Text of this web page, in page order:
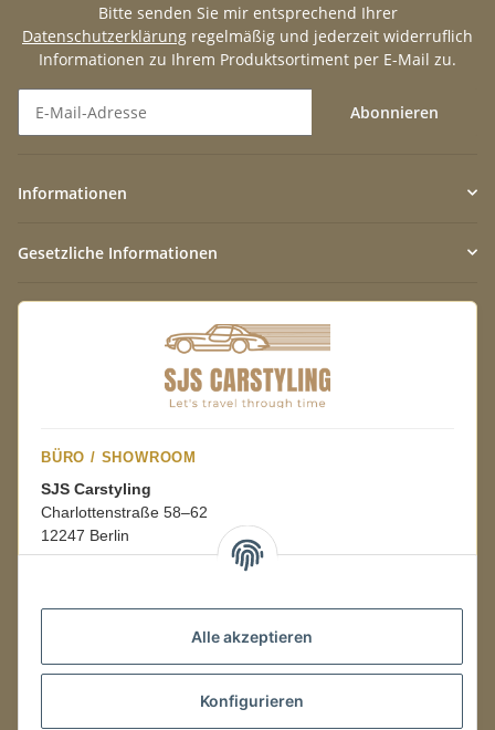
Alle akzeptieren
Konfigurieren
Bitte senden Sie mir entsprechend Ihrer
Datenschutzerklärung regelmäßig und jederzeit widerruflich
Informationen zu Ihrem Produktsortiment per E-Mail zu.
Abonnieren
Informationen
Gesetzliche Informationen
BÜRO / SHOWROOM
SJS Carstyling
Charlottenstraße 58–62
12247 Berlin
08:00–16:00 Uhr
LAGER / RETOUREN
Packmonster Fulfillment
SJS Carstyling Lager